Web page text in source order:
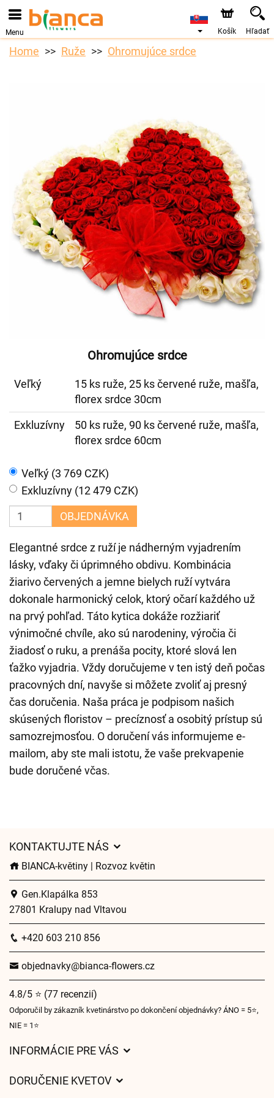
Menu Košík Hľadať
Home Ruže Ohromujúce srdce
Ohromujúce srdce
Veľký
15 ks ruže, 25 ks červené ruže, mašľa,
florex srdce 30cm
Exkluzívny
50 ks ruže, 90 ks červené ruže, mašľa,
florex srdce 60cm
Veľký (3 769 CZK)
Exkluzívny (12 479 CZK)
OBJEDNÁVKA
Elegantné srdce z ruží je nádherným vyjadrením
lásky, vďaky či úprimného obdivu. Kombinácia
žiarivo červených a jemne bielych ruží vytvára
dokonale harmonický celok, ktorý očarí každého už
na prvý pohľad. Táto kytica dokáže rozžiariť
výnimočné chvíle, ako sú narodeniny, výročia či
žiadosť o ruku, a prenáša pocity, ktoré slová len
ťažko vyjadria. Vždy doručujeme v ten istý deň počas
pracovných dní, navyše si môžete zvoliť aj presný
čas doručenia. Naša práca je podpisom našich
skúsených floristov – precíznosť a osobitý prístup sú
samozrejmosťou. O doručení vás informujeme e-
mailom, aby ste mali istotu, že vaše prekvapenie
bude doručené včas.
KONTAKTUJTE NÁS
BIANCA-květiny | Rozvoz květin
Gen.Klapálka 853
27801 Kralupy nad Vltavou
+420 603 210 856
objednavky@bianca-flowers.cz
4.8/5 ⭐ (77 recenzií)
Odporučil by zákazník kvetinárstvo po dokončení objednávky? ÁNO = 5⭐,
NIE = 1⭐
INFORMÁCIE PRE VÁS
DORUČENIE KVETOV